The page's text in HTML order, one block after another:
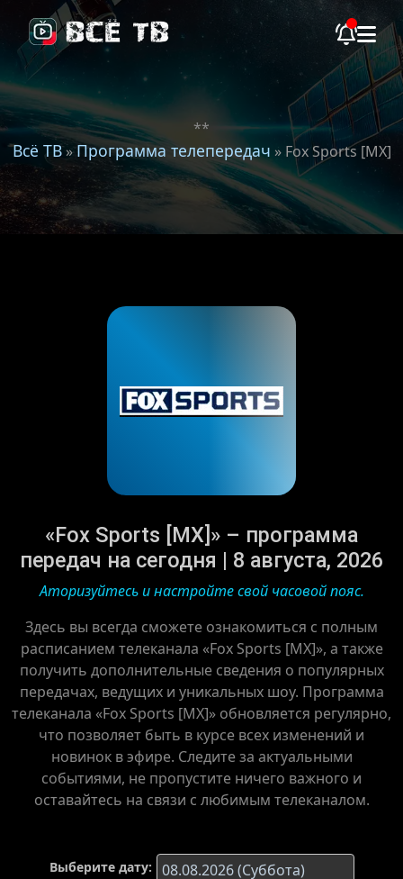
**
Всё ТВ»Программа телепередач » Fox Sports [MX]
«Fox Sports [MX]» – программа
передач на сегодня | 8 августа, 2026
Аторизуйтесь и настройте свой часовой пояс.
Здесь вы всегда сможете ознакомиться с полным
расписанием телеканала «Fox Sports [MX]», а также
получить дополнительные сведения о популярных
передачах, ведущих и уникальных шоу. Программа
телеканала «Fox Sports [MX]» обновляется регулярно,
что позволяет быть в курсе всех изменений и
новинок в эфире. Следите за актуальными
событиями, не пропустите ничего важного и
оставайтесь на связи с любимым телеканалом.
Выберите дату: